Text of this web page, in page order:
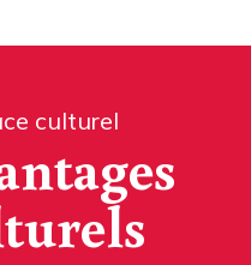
culturel